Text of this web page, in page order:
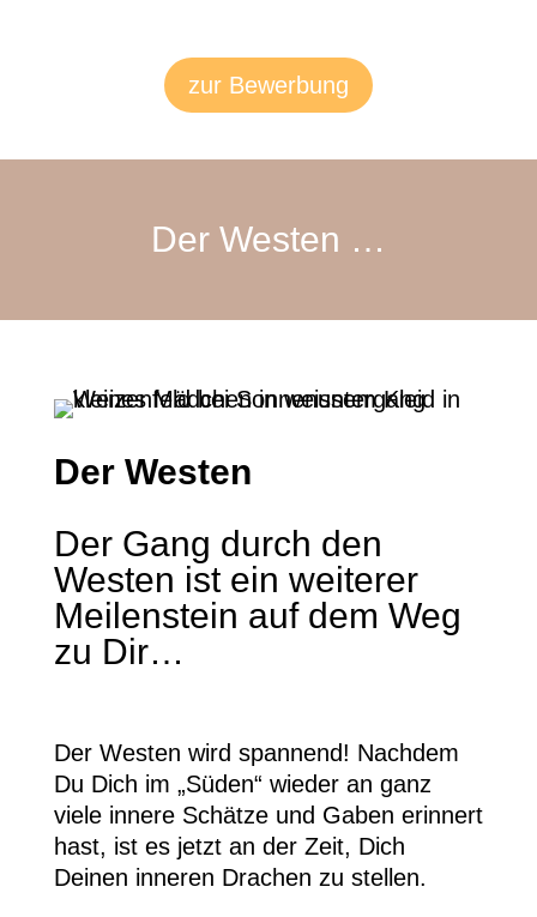
zur Bewerbung
Der Westen …
Der Westen
Der Gang durch den
Westen ist ein weiterer
Meilenstein auf dem Weg
zu Dir…
Der Westen wird spannend! Nachdem
Du Dich im „Süden“ wieder an ganz
viele innere Schätze und Gaben erinnert
hast, ist es jetzt an der Zeit, Dich
Deinen inneren Drachen zu stellen.